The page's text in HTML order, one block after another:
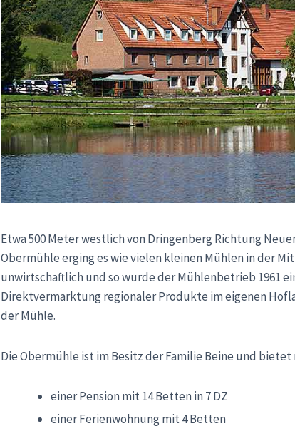
Etwa 500 Meter westlich von Dringenberg Richtung
Obermühle erging es wie vielen kleinen Mühlen in der
unwirtschaftlich und so wurde der Mühlenbetrieb 1961
Direktvermarktung regionaler Produkte im eigenen
der Mühle.
Die Obermühle ist im Besitz der Familie Beine und bietet
einer Pension mit 14 Betten in 7 DZ
einer Ferienwohnung mit 4 Betten